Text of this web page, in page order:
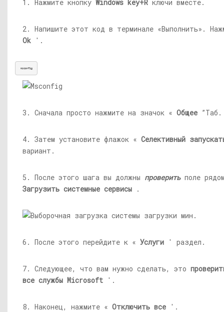
1. Нажмите кнопку Windows key+R ключи вместе.
2. Напишите этот код в терминале «Выполнить».
Ok '.
msconfig
3. Сначала просто нажмите на значок « Общее ”Таб.
4. Затем установите флажок « Селективный
вариант.
5. После этого шага вы должны проверить поле
Загрузить системные сервисы .
6. После этого перейдите к « Услуги ' раздел.
7. Следующее, что вам нужно сделать, это
все службы Microsoft '.
8. Наконец, нажмите « Отключить все '.